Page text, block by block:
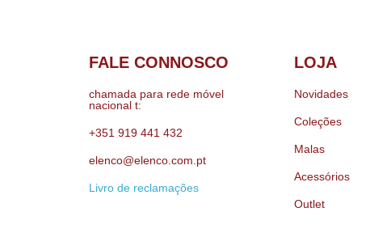
FALE CONNOSCO
chamada para rede móvel
nacional t:
+351 919 441 432
elenco@elenco.com.pt
Livro de reclamações
LOJA
Novidades
Coleções
Malas
Acessórios
Outlet